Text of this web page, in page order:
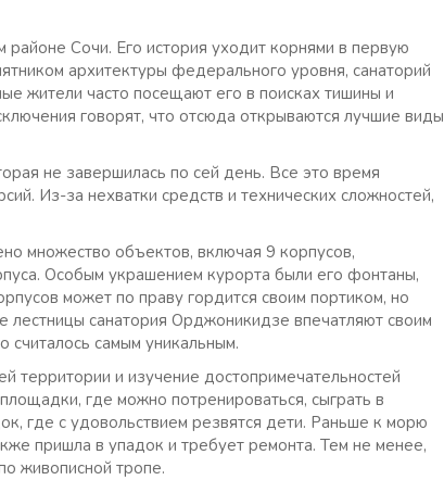
Сочи. Его история уходит корнями в первую
архитектуры федерального уровня, санаторий
жители часто посещают его в поисках тишины и
говорят, что отсюда открываются лучшие виды
не завершилась по сей день. Все это время
Из-за нехватки средств и технических сложностей,
множество объектов, включая 9 корпусов,
Особым украшением курорта были его фонтаны,
может по праву гордится своим портиком, но
санатория Орджоникидзе впечатляют своим
считалось самым уникальным.
территории и изучение достопримечательностей
где можно потренироваться, сыграть в
где с удовольствием резвятся дети. Раньше к морю
пришла в упадок и требует ремонта. Тем не менее,
живописной тропе.